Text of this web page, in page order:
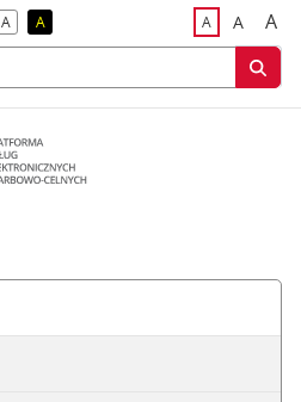
Akontrast domyślny
Akontrast żółty tekst na czarnym tle
Adomyślna
A A